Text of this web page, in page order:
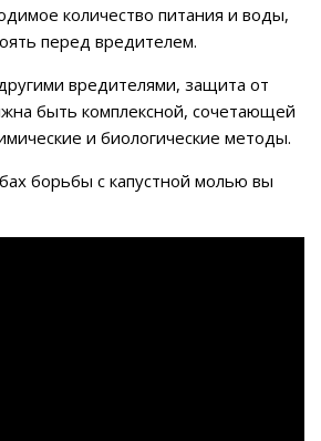
количество питания и воды,
перед вредителем.
вредителями, защита от
быть комплексной, сочетающей
и биологические методы.
борьбы с капустной молью вы